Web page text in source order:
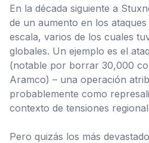
En la década siguiente a
de un aumento en los
escala, varios de los cuales
globales. Un ejemplo es el
(notable por borrar 30,000
Aramco) – una operación
probablemente como
contexto de tensiones
Pero quizás los más